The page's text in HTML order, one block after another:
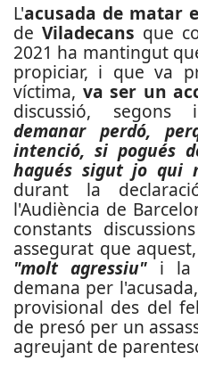
L'acusada de matar
de Viladecans que
2021 ha mantingut
propiciar, i que va
víctima, va ser un
discussió, segons
demanar perdó,
intenció, si pogués
hagués sigut jo qui
durant la
l'Audiència de
constants
assegurat que
"molt agressiu" i la
demana per
provisional des del
de presó per un
agreujant de